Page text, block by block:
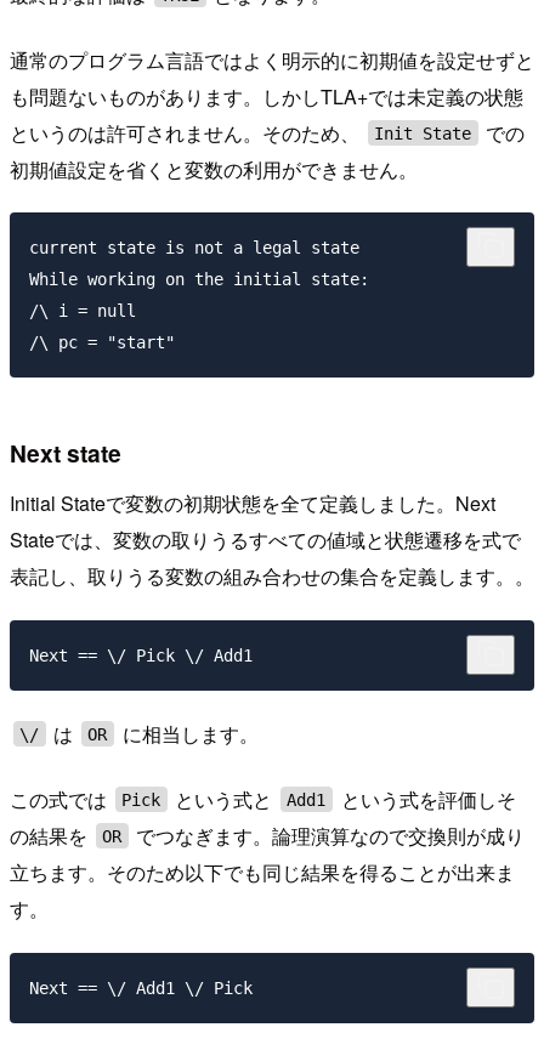
通常のプログラム言語ではよく明示的に初期値を設定せずと
も問題ないものがあります。しかしTLA+では未定義の状態
というのは許可されません。そのため、
Init State
での
初期値設定を省くと変数の利用ができません。
current state is not a legal state
While working on the initial state:
/\ i = null
Next state
Initial Stateで変数の初期状態を全て定義しました。Next
Stateでは、変数の取りうるすべての値域と状態遷移を式で
表記し、取りうる変数の組み合わせの集合を定義します。。
\/ は OR に相当します。
この式では Pick という式と Add1
という式を評価しそ
の結果を
OR
でつなぎます。論理演算なので交換則が成り
立ちます。そのため以下でも同じ結果を得ることが出来ま
す。